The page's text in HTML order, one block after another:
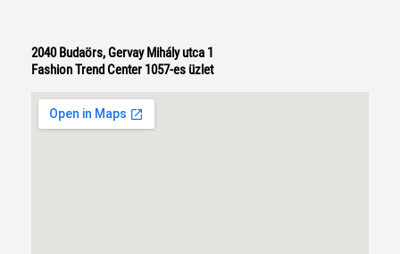
2040 Budaörs, Gervay Mihály utca 1
Fashion Trend Center 1057-es üzlet